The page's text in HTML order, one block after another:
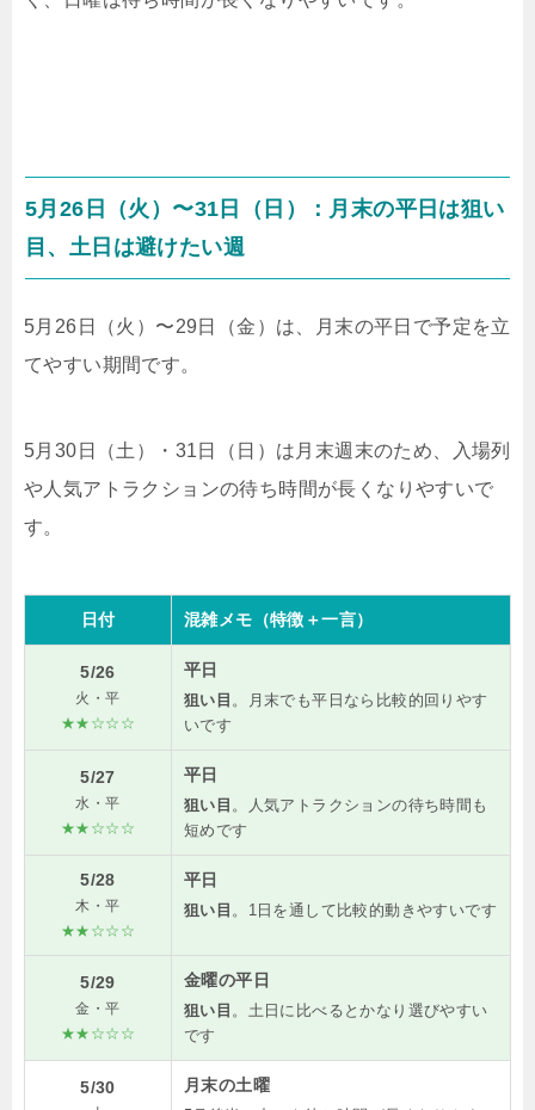
5月26日（火）〜31日（日）：月末の平日は狙い
目、土日は避けたい週
5月26日（火）〜29日（金）は、月末の平日で予定を立
てやすい期間です。
5月30日（土）・31日（日）は月末週末のため、入場列
や人気アトラクションの待ち時間が長くなりやすいで
す。
日付 混雑メモ（特徴＋一言）
5/26
火・平
★★☆☆☆
平日
狙い目 。月末でも平日なら比較的回りやす
いです
5/27
水・平
★★☆☆☆
平日
狙い目 。人気アトラクションの待ち時間も
短めです
5/28
木・平
★★☆☆☆
平日
狙い目 。1日を通して比較的動きやすいです
5/29
金・平
★★☆☆☆
金曜の平日
狙い目 。土日に比べるとかなり選びやすい
です
5/30 月末の土曜